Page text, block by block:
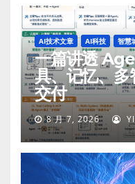
AI技术文章 AI科技 智慧
一篇讲透
具、记忆、
交付
8 月 7, 2026